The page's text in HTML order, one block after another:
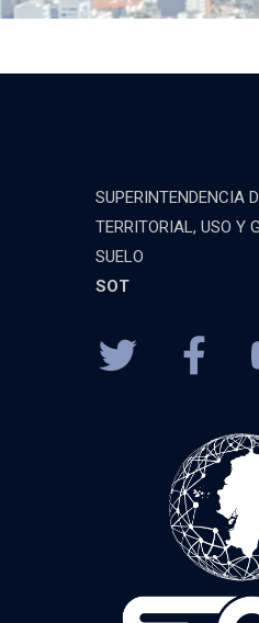
SUPERINTENDENCIA
TERRITORIAL, USO Y
SUELO
SOT